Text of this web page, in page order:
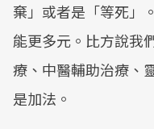
棄」或者是「等死」
能更多元。比方說我
療、中醫輔助治療、
是加法。